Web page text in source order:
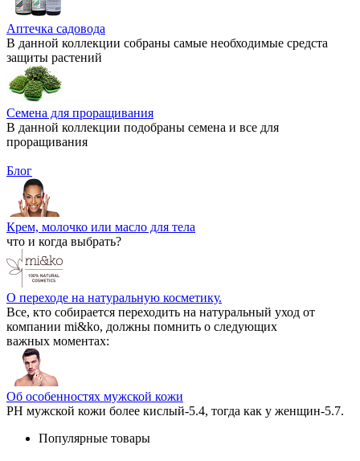
Аптечка садовода
В данной коллекции собраны самые необходимые средста
защиты растений
Семена для проращивания
В данной коллекции подобраны семена и все для
проращивания
Блог
Крем, молочко или масло для тела
что и когда выбрать?
О переходе на натуральную косметику.
Все, кто собирается переходить на натуральный уход от
компании mi&ko, должны помнить о следующих
важных моментах:
Об особенностях мужской кожи
РН мужской кожи более кислый-5.4, тогда как у женщин-5.7.
Популярные товары